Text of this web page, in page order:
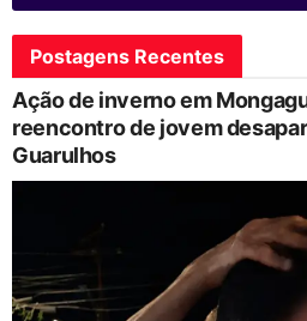
Postagens Recentes
Ação de inverno em
reencontro de jovem
Guarulhos